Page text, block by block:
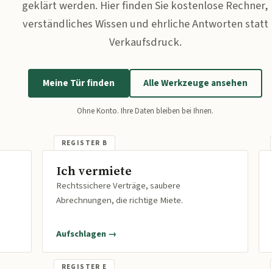
geklärt werden. Hier finden Sie kostenlose Rechner,
verständliches Wissen und ehrliche Antworten statt
Verkaufsdruck.
Meine Tür finden Alle Werkzeuge ansehen
Ohne Konto. Ihre Daten bleiben bei Ihnen.
Ich vermiete
Rechtssichere Verträge, saubere
Abrechnungen, die richtige Miete.
Aufschlagen →